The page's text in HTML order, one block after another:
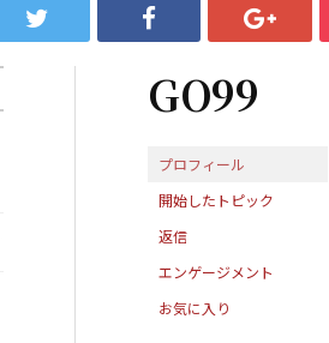
GO99
プロフィール
開始したトピック
返信
エンゲージメント
お気に入り